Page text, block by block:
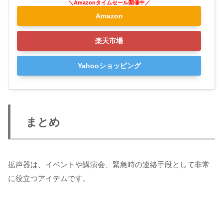
Amazon
楽天市場
Yahooショッピング
まとめ
拡声器は、イベントや講演会、緊急時の連絡手段として非常
に役立つアイテムです。